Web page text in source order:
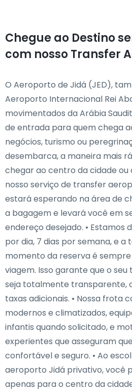
Chegue ao Destino
com nosso Transfer
O Aeroporto de Jidá (JED),
Aeroporto Internacional Rei
movimentados da Arábia
de entrada para quem chega
negócios, turismo ou
desembarca, a maneira mais
chegar ao centro da cidade ou
nosso serviço de transfer
estará esperando na área de
a bagagem e levará você em
endereço desejado. • Estamos
por dia, 7 dias por semana, e
momento da reserva é
viagem. Isso garante que o
seja totalmente transparente,
taxas adicionais. • Nossa frota
modernos e climatizados,
infantis quando solicitado, e
experientes que asseguram
confortável e seguro. • Ao
aeroporto Jidá privativo, você
apenas para o centro da